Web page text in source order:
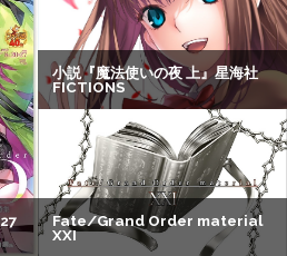
ン）さん、ティファのコスプレ
26/08/01のニュース
になんJ民とドッピュン孕ませ男
ゴミみたい印刷されたから晒す
と大炎上